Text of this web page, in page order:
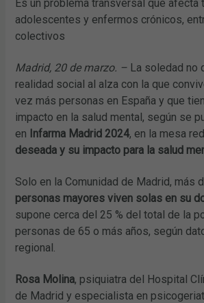
Es un problema transversal que afecta
adolescentes y enfermos crónicos,
colectivos
Madrid, 20 de marzo. – La soledad no
realidad social al alza con la que
vez más personas en España y que
impacto en la salud mental, según se
en Infarma Madrid 2024, en la mesa
deseada y su impacto para la salud
Solo en la Comunidad de Madrid, más
personas mayores viven solas en su
supone cerca del 25 % del total de la
personas de 65 o más años, según
regional.
Rosa Molina, psiquiatra del Hospital
de Madrid y especialista en